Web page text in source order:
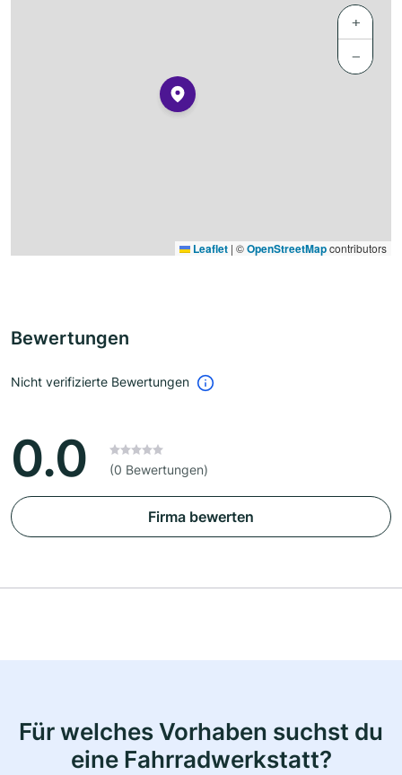
+
−
Leaflet | ©OpenStreetMapcontributors
Bewertungen
Nicht verifizierte Bewertungen
0.0 (0 Bewertungen)
Firma bewerten
Für welches Vorhaben suchst du
eine Fahrradwerkstatt?